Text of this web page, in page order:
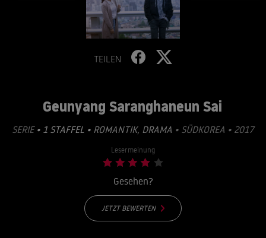
TEILEN
Geunyang Saranghaneun Sai
SERIE • 1 STAFFEL • ROMANTIK, DRAMA • SÜDKOREA • 2017
Lesermeinung
Gesehen?
JETZT BEWERTEN